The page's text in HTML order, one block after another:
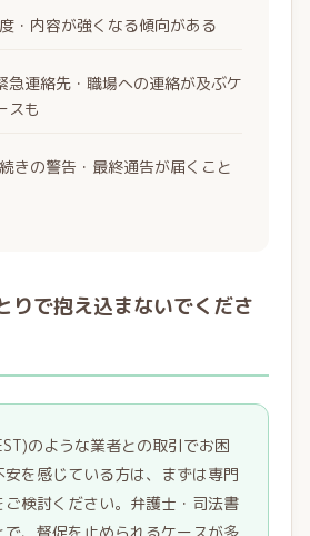
・内容が強くなる傾向がある
急連絡先・職場への連絡が及ぶケ
スも
きの警告・最終通告が届くこと
りで抱え込まないでくださ
のような業者との取引でお困
安を感じている方は、まずは専門
ご検討ください。弁護士・司法書